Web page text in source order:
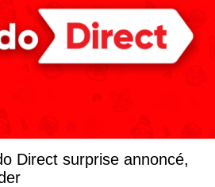
Direct surprise annoncé,